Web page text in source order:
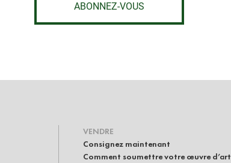
ABONNEZ-VOUS
VENDRE
Consignez maintenant
Comment soumettre votre œuvre d’art